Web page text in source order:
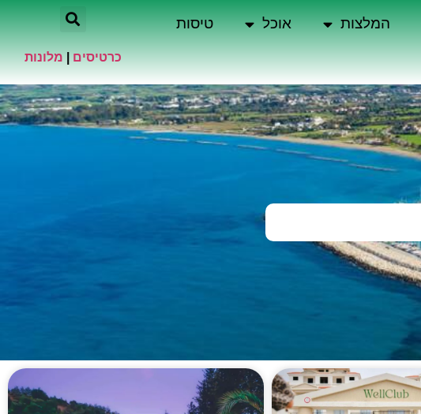
המלצות אוכל טיסות
כרטיסים מלונות